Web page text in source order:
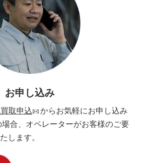
お申し込み
取申込
からお気軽にお申し込み
場合、オペレーターがお客様のご要
します。